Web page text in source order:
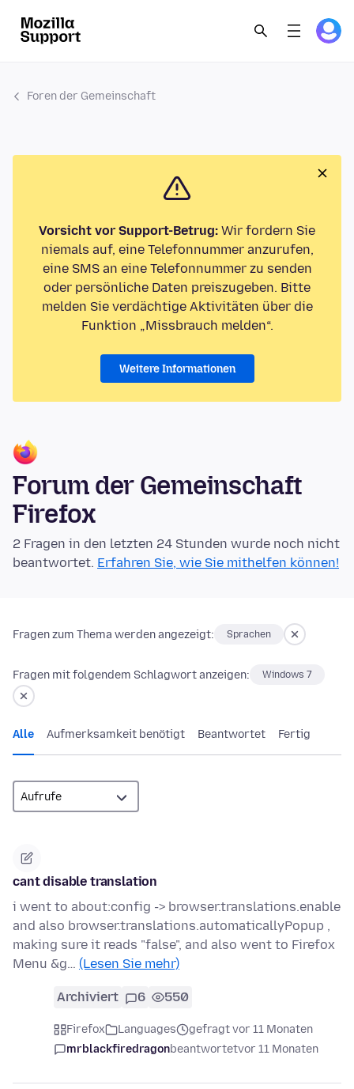
Foren der Gemeinschaft
Vorsicht vor Support-Betrug: Wir fordern Sie
niemals auf, eine Telefonnummer anzurufen,
eine SMS an eine Telefonnummer zu senden
oder persönliche Daten preiszugeben. Bitte
melden Sie verdächtige Aktivitäten über die
Funktion „Missbrauch melden“.
Weitere Informationen
Forum der Gemeinschaft
Firefox
2 Fragen in den letzten 24 Stunden wurde noch nicht
beantwortet. Erfahren Sie, wie Sie mithelfen können!
Fragen zum Thema werden angezeigt: Sprachen
Fragen mit folgendem Schlagwort anzeigen: Windows 7
Alle Aufmerksamkeit benötigt Beantwortet Fertig
cant disable translation
i went to about:config -> browser.translations.enable
and also browser.translations.automaticallyPopup ,
making sure it reads "false", and also went to Firefox
Menu &g… (Lesen Sie mehr)
Archiviert 6 550
Firefox Languages
gefragt vor 11 Monaten
mrblackfiredragonbeantwortetvor 11 Monaten